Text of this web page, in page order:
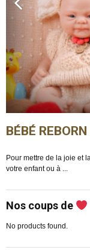
BÉBÉ
Pour mettre de la joie et
votre enfant ou à ...
Nos coups de
No products found.